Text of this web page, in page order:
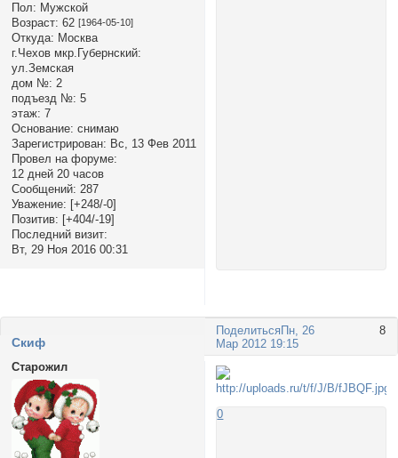
Пол: Мужской
Возраст: 62 [1964-05-10]
Откуда: Москва
г.Чехов мкр.Губернский:
ул.Земская
дом №: 2
подъезд №: 5
этаж: 7
Основание: снимаю
Зарегистрирован: Вс, 13 Фев 2011
Провел на форуме:
12 дней 20 часов
Сообщений: 287
Уважение: [+248/-0]
Позитив: [+404/-19]
Последний визит:
Вт, 29 Ноя 2016 00:31
Поделиться 8
Пн, 26
Мар 2012 19:15
Cкиф
Старожил
0